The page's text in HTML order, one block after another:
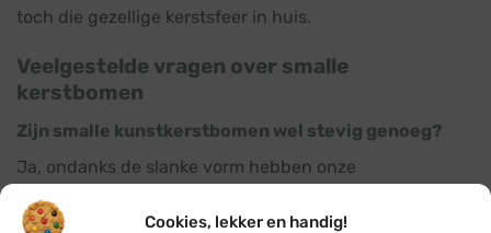
Cookies, lekker en handig!
toch die gezellige kerstsfeer in huis.
Veelgestelde vragen over smalle
kerstbomen
Zijn smalle kunstkerstbomen wel stevig genoeg?
Ja, ondanks de slanke vorm hebben onze
kerstbomen staan zeer stevig en de smalle LED bomen